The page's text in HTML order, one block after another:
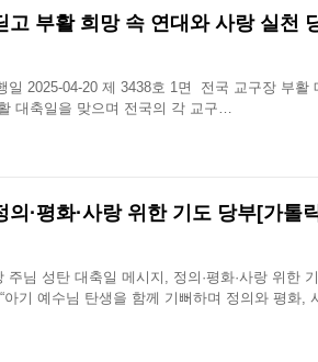
부활 희망 속 연대와 사랑 실천
일 2025-04-20 제 3438호 1면 전국 교구장 부활
대축일을 맞으며 전국의 각 교구…
·평화·사랑 위한 기도 당부[가톨
님 성탄 대축일 메시지, 정의·평화·사랑 위한
기 예수님 탄생을 함께 기뻐하며 정의와 평화,